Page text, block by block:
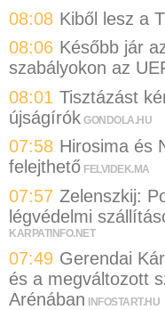
08:08 Kiből lesz a
08:06 Később jár
szabályokon az
08:01 Tisztázást
újságírók GONDOLA.HU
07:58 Hirosima és
felejthető FELVIDEK.MA
07:57 Zelenszkij:
légvédelmi
KARPATINFO.NET
07:49 Gerendai
és a megváltozott
Arénában INFOSTART.HU